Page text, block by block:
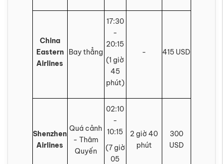
China
Eastern
Airlines
Bay thẳng
17:30
-
20:15
(1 giờ
45
phút)
- 415 USD
Shenzhen
Airlines
Quá cảnh
- Thâm
Quyến
02:10
-
10:15
(7 giờ
05
2 giờ 40
phút
300
USD